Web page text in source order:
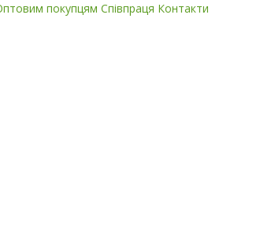
покупцям Співпраця Контакти